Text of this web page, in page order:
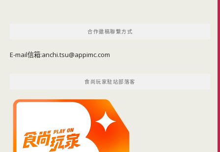
合作邀稿聯繫方式
E-mail信箱:anchi.tsu@appimc.com
食尚玩家駐站部落客